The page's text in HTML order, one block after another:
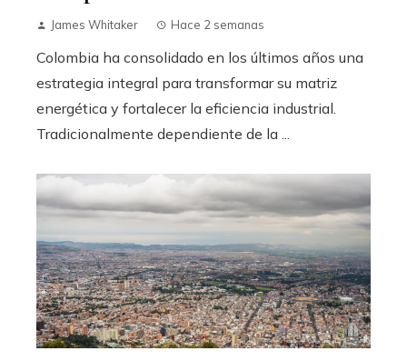
James Whitaker Hace 2 semanas
Colombia ha consolidado en los últimos años una
estrategia integral para transformar su matriz
energética y fortalecer la eficiencia industrial.
Tradicionalmente dependiente de la ...